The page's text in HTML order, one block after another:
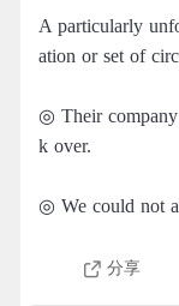
A particularly
ation or set of
◎ Their company
k over.
◎ We could not
分享